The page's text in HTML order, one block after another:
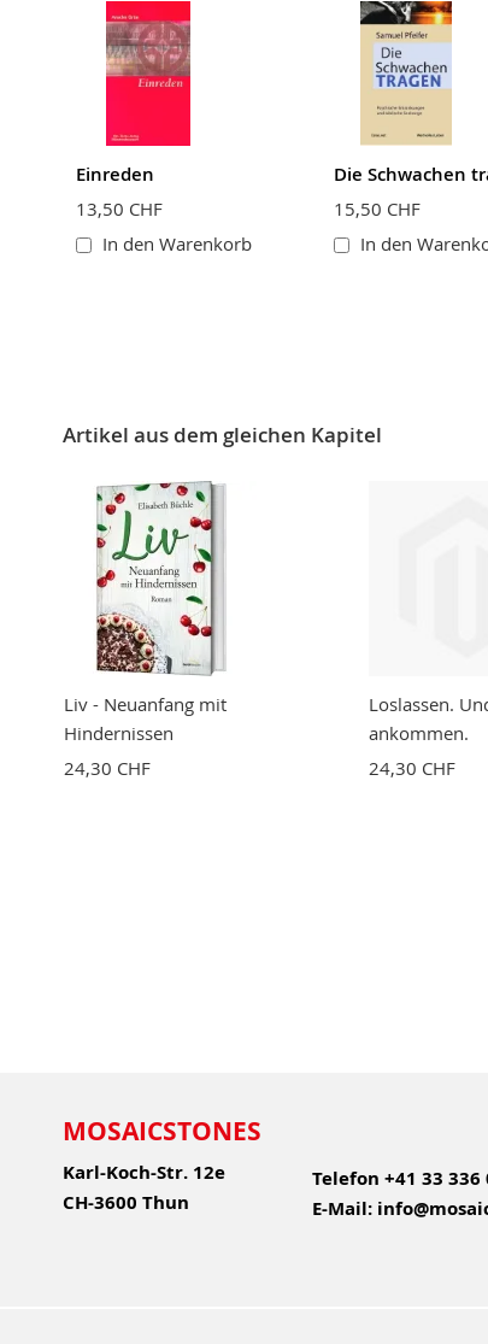
BEWERTUNG ABSCHICKEN
Einreden
13,50 CHF
In den Warenkorb
Die Schwachen
15,50 CHF
In den
Artikel aus dem gleichen Kapitel
Liv - Neuanfang mit
Hindernissen
24,30 CHF
Loslassen.
ankommen.
24,30 CHF
MOSAICSTONES
Karl-Koch-Str. 12e
CH-3600 Thun
Telefon +41 33 336
E-Mail: